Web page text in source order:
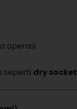
operasi
seperti dry socket